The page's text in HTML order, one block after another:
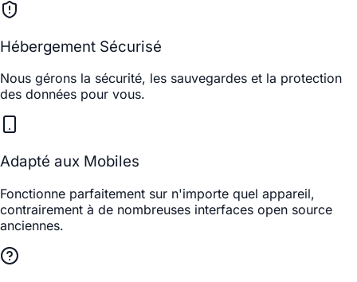
Hébergement Sécurisé
Nous gérons la sécurité, les sauvegardes et la protection
des données pour vous.
Adapté aux Mobiles
Fonctionne parfaitement sur n'importe quel appareil,
contrairement à de nombreuses interfaces open source
anciennes.